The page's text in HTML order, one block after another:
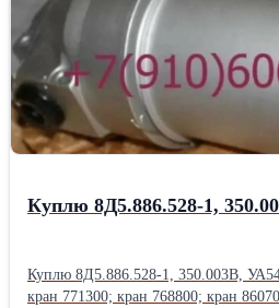
регулирования защиты БРЗУ115В-2С;
БКК-18; Продам: Блок контроля крена БКК-18БР; Блок защиты и
управления БЗУ-376СБ; Блок усилителей БКН-115В;
Вычислитель продольного канала ВПК-
Вычислитель продольного канала
гиромагнитного курса БГМК-6; Блок согласование курса СК-4;
Блок усилителей сервопривода БУС-
Куплю 8Д5.886.528-1,
Куплю 8Д5.886.528-1, 350.003В, УА54-1,
кран 771300; кран 768800; кран 860700-1;